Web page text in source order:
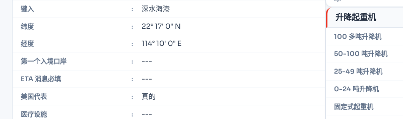
键入 : 深水海港
纬度 : 22° 17' 0" N
经度 : 114° 10' 0" E
第一个入境口岸 : ---
ETA 消息必填 : ---
美国代表 : 真的
医疗设施 : ---
升降起重机
100 多吨升降机
50-100 吨升降机
25-49 吨升降机
0-24 吨升降机
固定式起重机